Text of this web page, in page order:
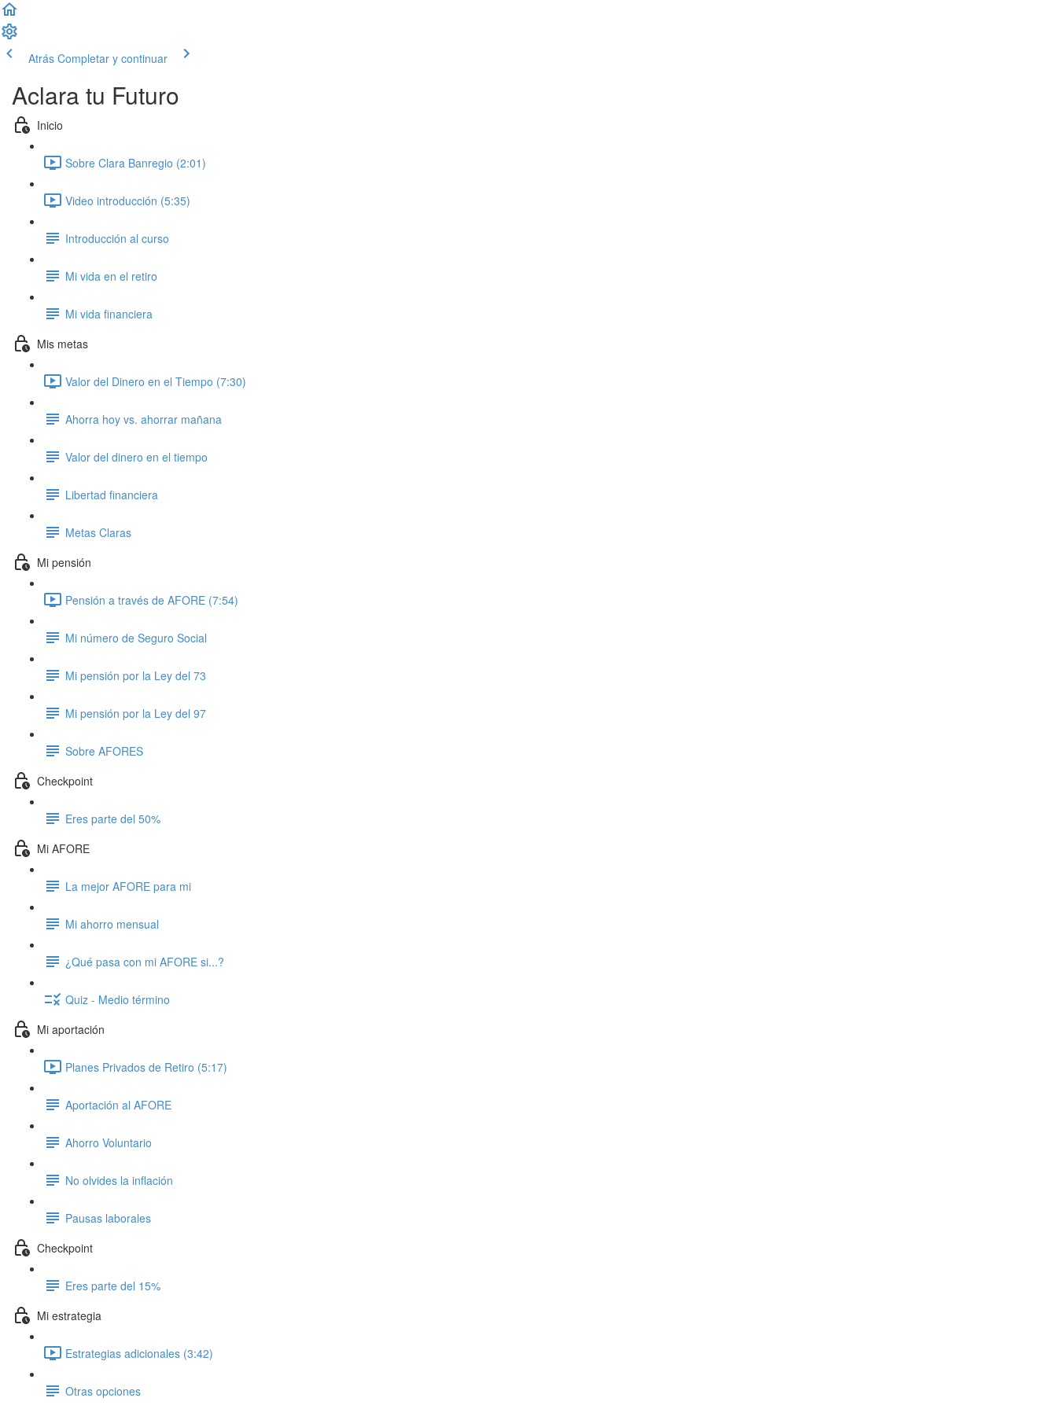
Atrás Completar y continuar
Aclara tu Futuro
Inicio
Sobre Clara Banregio (2:01)
Video introducción (5:35)
Introducción al curso
Mi vida en el retiro
Mi vida financiera
Mis metas
Valor del Dinero en el Tiempo (7:30)
Ahorra hoy vs. ahorrar mañana
Valor del dinero en el tiempo
Libertad financiera
Metas Claras
Mi pensión
Pensión a través de AFORE (7:54)
Mi número de Seguro Social
Mi pensión por la Ley del 73
Mi pensión por la Ley del 97
Sobre AFORES
Checkpoint
Eres parte del 50%
Mi AFORE
La mejor AFORE para mi
Mi ahorro mensual
¿Qué pasa con mi AFORE si...?
Quiz - Medio término
Mi aportación
Planes Privados de Retiro (5:17)
Aportación al AFORE
Ahorro Voluntario
No olvides la inflación
Pausas laborales
Checkpoint
Eres parte del 15%
Mi estrategia
Estrategias adicionales (3:42)
Otras opciones